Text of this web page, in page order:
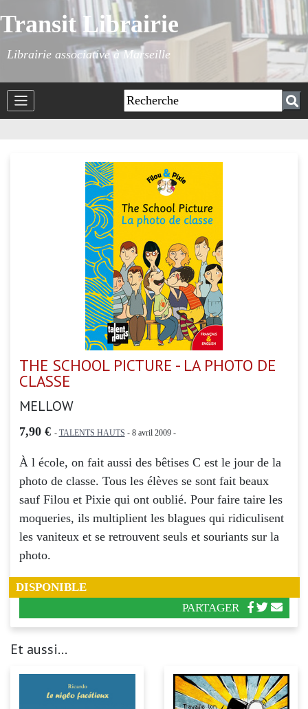
Transit Librairie
Librairie associative à Marseille
THE SCHOOL PICTURE - LA PHOTO DE
CLASSE
MELLOW
7,90 € - TALENTS HAUTS - 8 avril 2009 -
À l école, on fait aussi des bêtises C est le jour de la
photo de classe. Tous les élèves se sont fait beaux
sauf Filou et Pixie qui ont oublié. Pour faire taire les
moqueries, ils multiplient les blagues qui ridiculisent
les vaniteux et se retrouvent seuls et souriants sur la
photo.
DISPONIBLE
PARTAGER
Et aussi...